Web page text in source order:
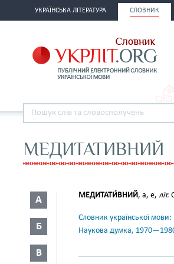
УКРАЇНСЬКА ЛІТЕРАТУРА СЛОВНИК
МЕДИТАТИВНИЙ
А
Б
В
МЕДИТАТИ́ВНИЙ, а, е, літ.
Словник української
Наукова думка,